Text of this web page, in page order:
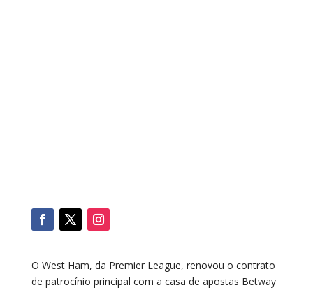
O West Ham, da Premier League, renovou o contrato
de patrocínio principal com a casa de apostas Betway